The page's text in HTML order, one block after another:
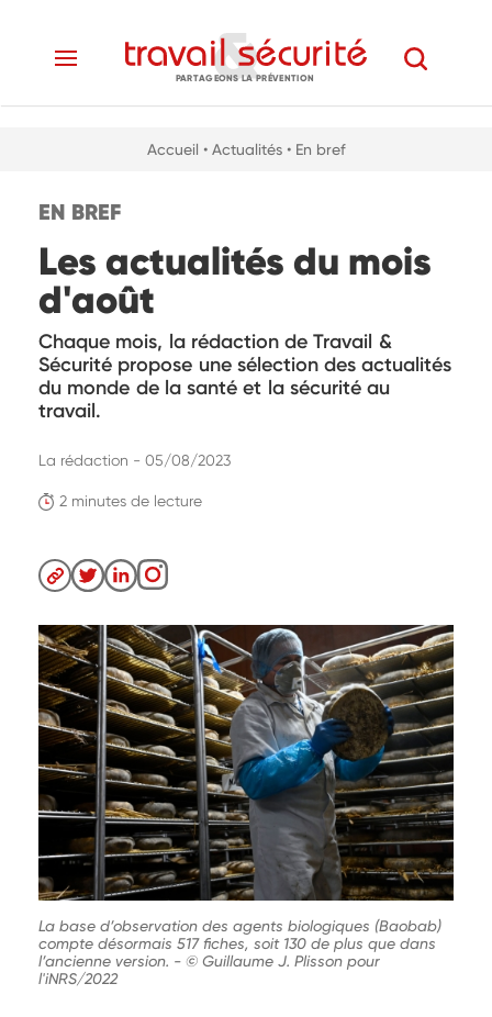
PARTAGEONS LA PRÉVENTION
Accueil • Actualités • En bref
EN BREF
Les actualités du mois
d'août
Chaque mois, la rédaction de Travail &
Sécurité propose une sélection des actualités
du monde de la santé et la sécurité au
travail.
2 minutes de lecture
La rédaction - 05/08/2023
La base d’observation des agents biologiques (Baobab)
compte désormais 517 fiches, soit 130 de plus que dans
l’ancienne version. - © Guillaume J. Plisson pour
l'iNRS/2022